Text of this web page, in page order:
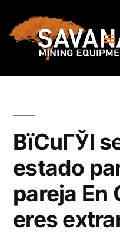
ВїCuГЎl
estado
pareja En
eres